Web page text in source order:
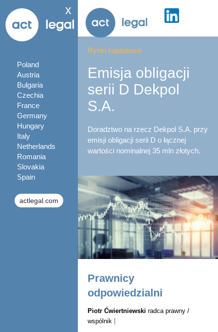
x
Poland
Austria
Bulgaria
Czechia
France
Germany
Hungary
Italy
Netherlands
Romania
Slovakia
Spain
actlegal.com
Rynki kapitałowe
Emisja obligacji
serii D Dekpol
S.A.
Doradztwo na rzecz Dekpol S.A. przy
emisji obligacji serii D o łącznej
wartości nominalnej 35 mln złotych.
Prawnicy
odpowiedzialni
Piotr Ćwiertniewski radca prawny /
wspólnik |